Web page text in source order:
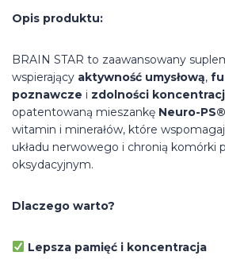
Opis produktu:
BRAIN STAR to zaawansowany
wspierający aktywność umysłową,
poznawcze i zdolności
opatentowaną mieszankę Neuro-PS®
witamin i minerałów, które
układu nerwowego i chronią komórki
oksydacyjnym.
Dlaczego warto?
Lepsza pamięć i koncentracja